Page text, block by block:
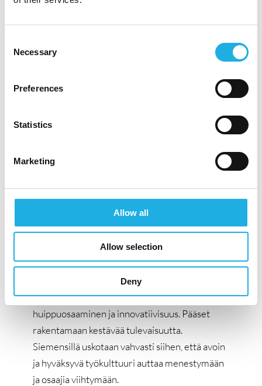
Selection
Necessary
Preferences
Statistics
Marketing
Allow all
Allow selection
Deny
Kiinnostuitko?
Hakeaksesi tehtävää, lähetäthän hakemuksesi ja
palkkatoiveineen alla olevasta “Apply for
Lisätietoa tehtävästä antaa Compass HR
Siemensillä rakennetaan intohimoisesti
parempaa tulevaisuutta meille kaikille ja sinut
halutaan joukkoon mukaan! Siemensin
toimintaa ohjaavat vastuullisuus,
huippuosaaminen ja innovatiivisuus. Pääset
rakentamaan kestävää tulevaisuutta.
Siemensillä uskotaan vahvasti siihen, että avoin
ja hyväksyvä työkulttuuri auttaa menestymään
ja osaajia viihtymään.